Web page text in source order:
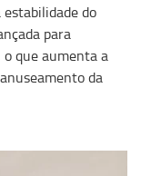
do
para
que aumenta a
da